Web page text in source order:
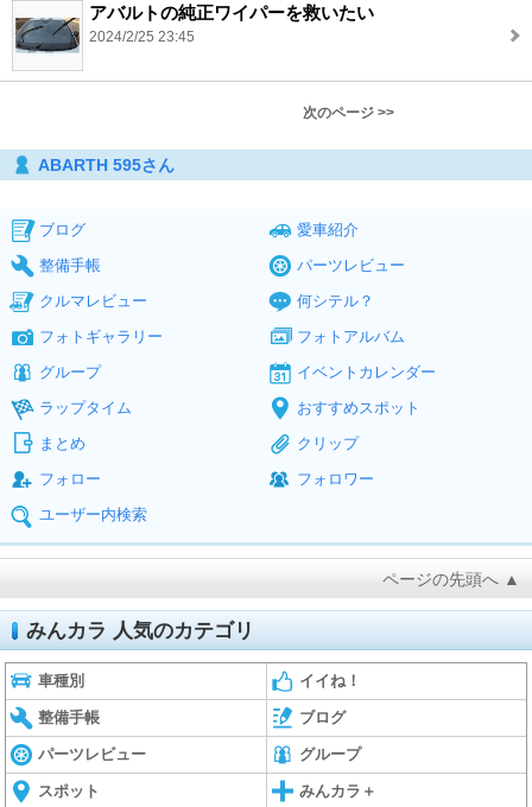
アバルトの純正ワイパーを救いたい
2024/2/25 23:45
次のページ >>
ABARTH 595さん
ブログ
愛車紹介
整備手帳
パーツレビュー
クルマレビュー
何シテル？
フォトギャラリー
フォトアルバム
グループ
イベントカレンダー
ラップタイム
おすすめスポット
まとめ
クリップ
フォロー
フォロワー
ユーザー内検索
ページの先頭へ ▲
みんカラ 人気のカテゴリ
車種別 イイね！
整備手帳 ブログ
パーツレビュー グループ
スポット みんカラ＋